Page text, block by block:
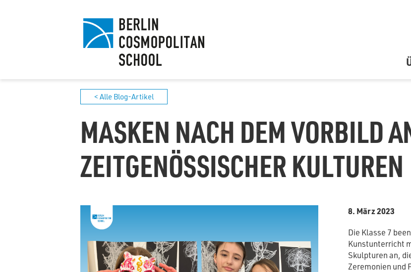
< Alle Blog-Artikel
MASKEN NACH DEM VORBILD
ZEITGENÖSSISCHER KULTUREN
8. März 2023
Die Klasse 7
Kunstunterricht
Skulpturen an,
Zeremonien und